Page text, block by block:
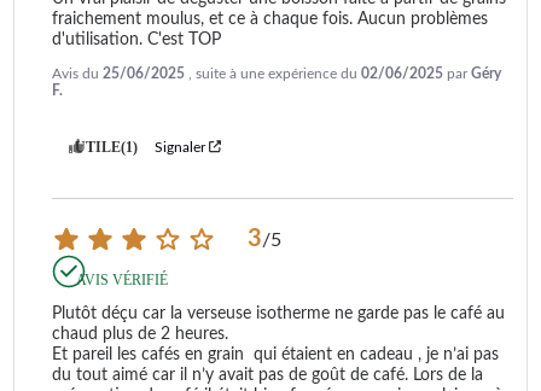
fraichement moulus, et ce à chaque fois. Aucun problèmes
d'utilisation. C'est TOP
Avis du 25/06/2025 , suite à une expérience du 02/06/2025 parGéry
F.
UTILE(1) Signaler
3/5
AVIS VÉRIFIÉ
Plutôt déçu car la verseuse isotherme ne garde pas le café au
chaud plus de 2 heures.
Et pareil les cafés en grain  qui étaient en cadeau , je n’ai pas
du tout aimé car il n’y avait pas de goût de café. Lors de la